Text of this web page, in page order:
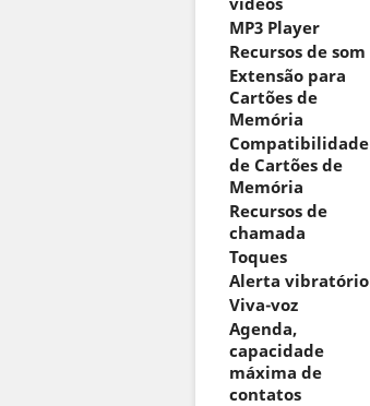
MP3 Player
Recursos de som
Extensão para
Cartões de
Memória
Compatibilidade
de Cartões de
Memória
Recursos de
chamada
Toques
Alerta vibratório
Viva-voz
Agenda,
capacidade
máxima de
contatos